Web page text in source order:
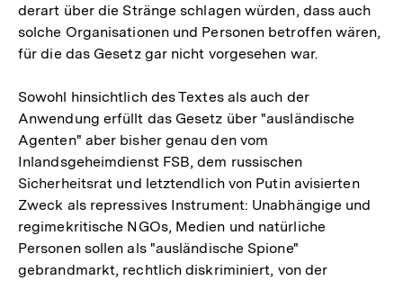
derart über die Stränge schlagen würden, dass auch
solche Organisationen und Personen betroffen wären,
für die das Gesetz gar nicht vorgesehen war.
Sowohl hinsichtlich des Textes als auch der
Anwendung erfüllt das Gesetz über "ausländische
Agenten" aber bisher genau den vom
Inlandsgeheimdienst FSB, dem russischen
Sicherheitsrat und letztendlich von Putin avisierten
Zweck als repressives Instrument: Unabhängige und
regimekritische NGOs, Medien und natürliche
Personen sollen als "ausländische Spione"
gebrandmarkt, rechtlich diskriminiert, von der